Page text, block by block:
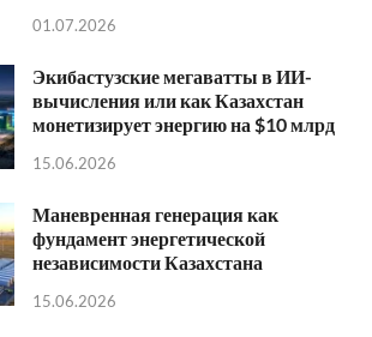
01.07.2026
Экибастузские мегаватты в ИИ-
вычисления или как Казахстан
монетизирует энергию на $10 млрд
15.06.2026
Маневренная генерация как
фундамент энергетической
независимости Казахстана
15.06.2026